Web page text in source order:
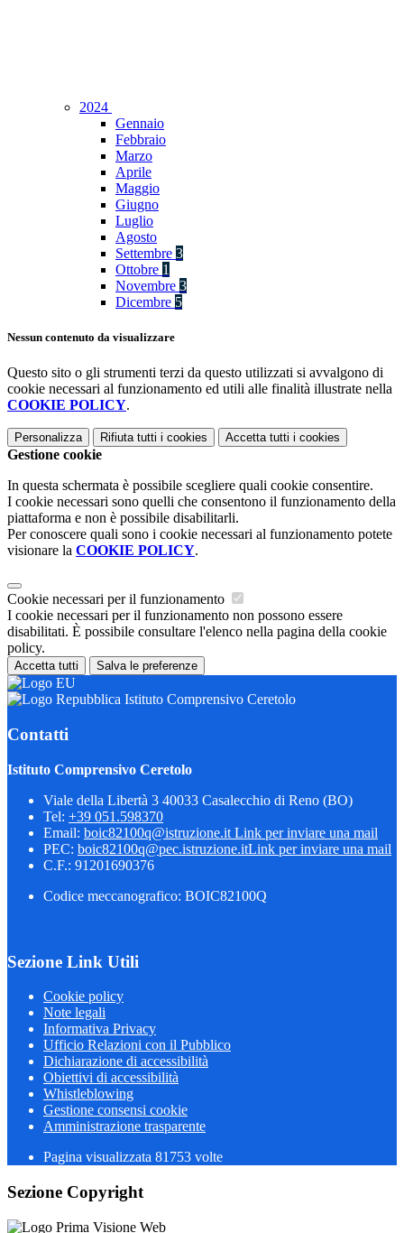
2024
Gennaio
Febbraio
Marzo
Aprile
Maggio
Giugno
Luglio
Agosto
Settembre 3
Ottobre 1
Novembre 3
Dicembre 5
Nessun contenuto da visualizzare
Questo sito o gli strumenti terzi da questo utilizzati si avvalgono di
cookie necessari al funzionamento ed utili alle finalità illustrate nella
COOKIE POLICY.
Personalizza Rifiuta tutti i cookies Accetta tutti i cookies
Gestione cookie
In questa schermata è possibile scegliere quali cookie consentire.
I cookie necessari sono quelli che consentono il funzionamento della
piattaforma e non è possibile disabilitarli.
Per conoscere quali sono i cookie necessari al funzionamento potete
visionare la COOKIE POLICY.
Cookie necessari per il funzionamento
I cookie necessari per il funzionamento non possono essere
disabilitati. È possibile consultare l'elenco nella pagina della cookie
policy.
Accetta tutti Salva le preferenze
Istituto Comprensivo Ceretolo
Contatti
Istituto Comprensivo Ceretolo
Viale della Libertà 3 40033 Casalecchio di Reno (BO)
Tel: +39 051.598370
Email: boic82100q@istruzione.it Link per inviare una mail
PEC: boic82100q@pec.istruzione.itLink per inviare una mail
C.F.: 91201690376
Codice meccanografico: BOIC82100Q
Sezione Link Utili
Cookie policy
Note legali
Informativa Privacy
Ufficio Relazioni con il Pubblico
Dichiarazione di accessibilità
Obiettivi di accessibilità
Whistleblowing
Gestione consensi cookie
Amministrazione trasparente
Pagina visualizzata 81753 volte
Sezione Copyright